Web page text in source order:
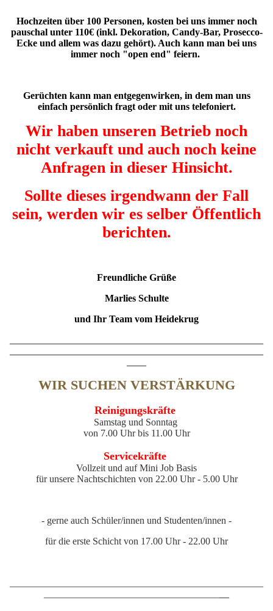
Hochzeiten über 100 Personen, kosten bei uns immer noch
pauschal unter 110€ (inkl. Dekoration, Candy-Bar, Prosecco-
Ecke und allem was dazu gehört). Auch kann man bei uns
immer noch "open end" feiern.
Gerüchten kann man entgegenwirken, in dem man uns
einfach persönlich fragt oder mit uns telefoniert.
Wir haben unseren Betrieb noch
nicht verkauft und auch noch keine
Anfragen in dieser Hinsicht.
Sollte dieses irgendwann der Fall
sein, werden wir es selber Öffentlich
berichten.
Freundliche Grüße
Marlies Schulte
und Ihr Team vom Heidekrug
WIR SUCHEN VERSTÄRKUNG
Reinigungskräfte
Samstag und Sonntag
von 7.00 Uhr bis 11.00 Uhr
Servicekräfte
Vollzeit und auf Mini Job Basis
für unsere Nachtschichten von 22.00 Uhr - 5.00 Uhr
- gerne auch Schüler/innen und Studenten/innen -
für die erste Schicht von 17.00 Uhr - 22.00 Uhr